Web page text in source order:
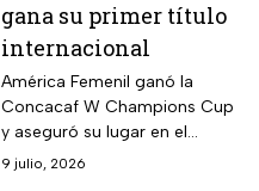
gana su primer título
internacional
América Femenil ganó la
Concacaf W Champions Cup
y aseguró su lugar en el
Mundial de Clubes Femenil de
9 julio, 2026